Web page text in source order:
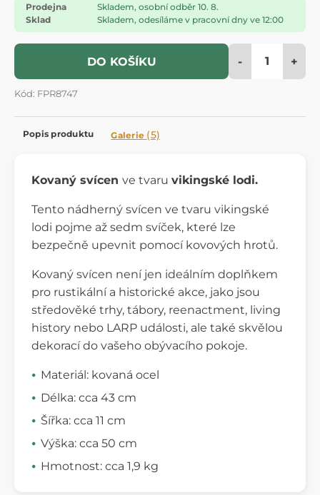
Prodejna
Skladem, osobní odběr 10. 8.
Sklad
Skladem, odesíláme v pracovní dny ve 12:00
DO KOŠÍKU - +
Kód: FPR8747
Popis produktu Galerie (5)
Kovaný svícen ve tvaru vikingské lodi.
Tento nádherný svícen ve tvaru vikingské
lodi pojme až sedm svíček, které lze
bezpečně upevnit pomocí kovových hrotů.
Kovaný svícen není jen ideálním doplňkem
pro rustikální a historické akce, jako jsou
středověké trhy, tábory, reenactment, living
history nebo LARP události, ale také skvělou
dekorací do vašeho obývacího pokoje.
Materiál: kovaná ocel
Délka: cca 43 cm
Šířka: cca 11 cm
Výška: cca 50 cm
Hmotnost: cca 1,9 kg